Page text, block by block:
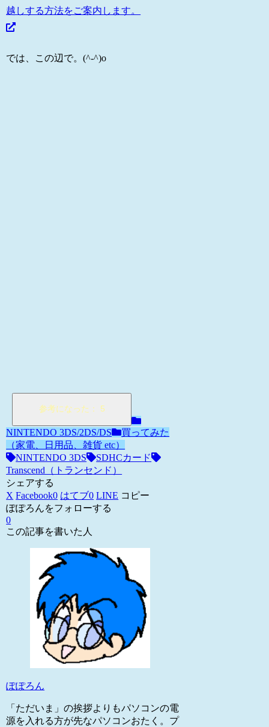
越しする方法をご案内します。
では、この辺で。(^-^)o
NINTENDO 3DS/2DS/DS
買ってみた
（家電、日用品、雑貨 etc）
NINTENDO 3DS
SDHCカード
Transcend（トランセンド）
シェアする
X Facebook0 はてブ0 LINE コピー
ぽぽろんをフォローする
0
この記事を書いた人
ぽぽろん
「ただいま」の挨拶よりもパソコンの電
源を入れる方が先なパソコンおたく。プ